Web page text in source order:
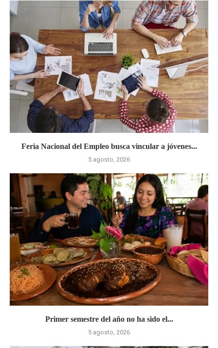
Feria Nacional del Empleo busca vincular a jóvenes...
5 agosto, 2026
Primer semestre del año no ha sido el...
5 agosto, 2026